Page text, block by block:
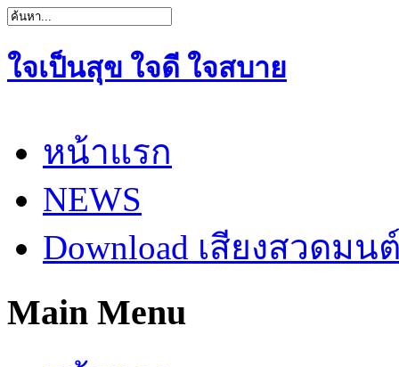
ใจเป็นสุข ใจดี ใจสบาย
หน้าแรก
NEWS
Download เสียงสวดมน
Main Menu